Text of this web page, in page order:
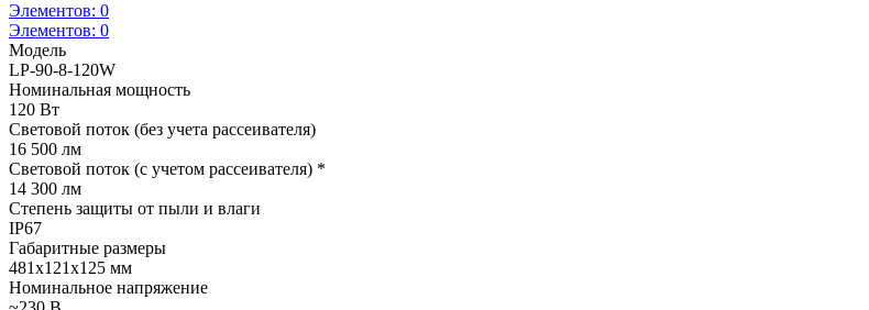
Элементов: 0
Элементов: 0
Модель
LP-90-8-120W
Номинальная мощность
120 Вт
Световой поток (без учета рассеивателя)
16 500 лм
Световой поток (с учетом рассеивателя) *
14 300 лм
Степень защиты от пыли и влаги
IP67
Габаритные размеры
481х121х125 мм
Номинальное напряжение